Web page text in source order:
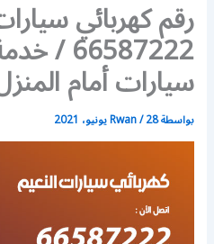
رقم كهربائي
سيارات أمام
بواسطة Rwan/28 يونيو، 2021